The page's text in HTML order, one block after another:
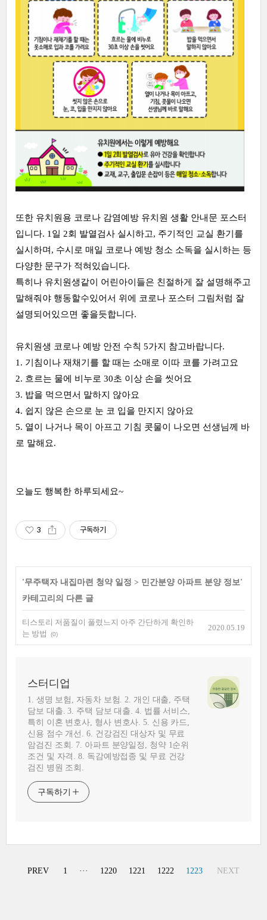
또한 유치원용 코로나 감염예방 유치원 생활 안내문 포스터
입니다. 1일 2회 발열검사 실시하고, 주기적인 교실 환기를
실시하며, 수시로 매일 코로나 예방 청소 소독을 실시하는 등
다양한 문구가 적혀있습니다.
특히나 유치원생같이 어린아이들은 친절하게 잘 설명해주고
말해줘야 행동할수있어서 위에 코로나 포스터 그림처럼 잘
설명되어있으면 좋을듯합니다.
유치원생 코로나 예방 안전 수칙 5가지 참고바랍니다.
1. 기침이나 재채기를 할 때는 소매로 이따 코를 가려고요
2. 흐르는 물에 비누로 30초 이상 손을 씻어요
3. 밥을 먹으면서 말하지 않아요
4. 쉽지 않은 손으로 눈 코 입을 만지지 않아요
5. 열이 나거나 목이 아프고 기침 콧물이 나오면 선생님께 바
로 말해요.
오늘도 행복한 하루되세요~
3 구독하기
'무주택자 내집마련 청약 일정 > 민간분양 아파트 분양 정보'
카테고리의 다른 글
티스토리 저품질이 풀렸느지 아주 간단하게 확인하
는 방법
(0)
2020.05.19
스터디업
1. 생명 보험, 자동차 보험. 2. 개인 대출, 주택
담보 대출. 3. 주택 담보 대출. 4. 법률 서비스,
특히 이혼 변호사, 형사 변호사. 5. 신용 카드,
신용 점수 개선. 6. 건강검진 대상자 및 무료
암검진 조회. 7. 아파트 분양일정, 청약 1순위
조건 및 자격. 8. 독감예방접종 및 무료 건강
검진 병원 조회.
구독하기
PREV 1 ··· 1220 1221 1222 1223 NEXT